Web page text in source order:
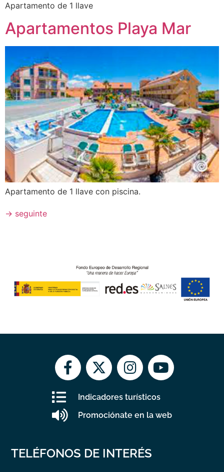
Apartamento de 1 llave
Apartamentos Playa Mar
Apartamento de 1 llave con piscina.
→ seguinte
Indicadores turísticos
Promociónate en la web
TELÉFONOS DE INTERÉS